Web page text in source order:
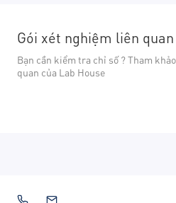
Gói xét nghiệm liên quan
Bạn cần kiểm tra chỉ số ? Tham
quan của Lab House